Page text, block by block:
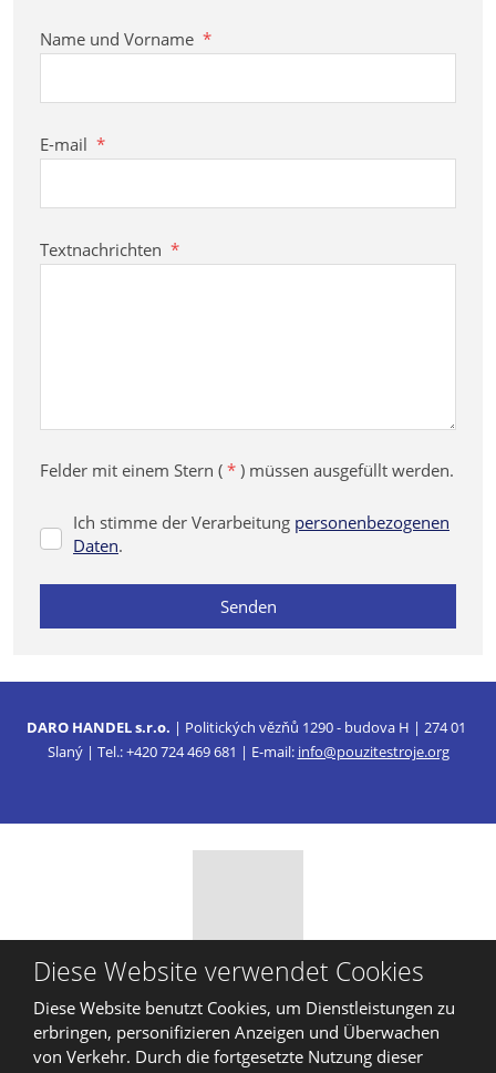
Name und Vorname *
E-mail *
Textnachrichten *
Felder mit einem Stern ( * ) müssen ausgefüllt werden.
Ich
stimme
der
personenbezogenen
Daten.
Ich stimme der Verarbeitung personenbezogenen
Daten.
Senden
Formular
nicht
werden
DARO HANDEL s.r.o. | Politických vězňů 1290 - budova H | 274 01
Slaný | Tel.: +420 724 469 681 | E-mail: info@pouzitestroje.org
© 2026, DARO HANDEL, s.r.o.
Sitemap|Privatleben
ERSTELLT VON
Diese Website verwendet Cookies
Diese Website benutzt Cookies, um Dienstleistungen zu
erbringen, personifizieren Anzeigen und Überwachen
von Verkehr. Durch die fortgesetzte Nutzung dieser